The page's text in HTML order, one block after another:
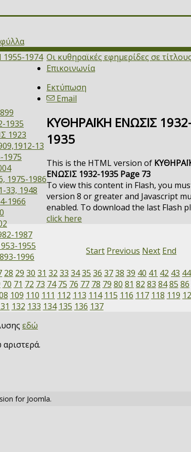
Οι κυθηραϊκές εφημερίδες σε τίτλους
1974
1935
1923
13
1975
1975-1986
33, 1948
1966
1987
1955
1996
Επικοινωνία
Εκτύπωση
Email
ΚΥΘΗΡΑΪΚΗ ΕΝΩΣΙΣ
1935
This is the HTML version of
ΕΝΩΣΙΣ 1932-1935 Page 73
To view this content in Flash, you
version 8 or greater and Javascript
enabled. To download the last Flash
click here
Start Previous Next End
28 29 30 31 32 33 3435 36 3738 39 40 41 42 43 44
70 71 72 73 74 75 76 77 78 79 80 81 82 83 8485 86
109 110 111 112 113 114 115 116 117 118 119
132 133 134 135 136 137
εδώ
for Joomla.